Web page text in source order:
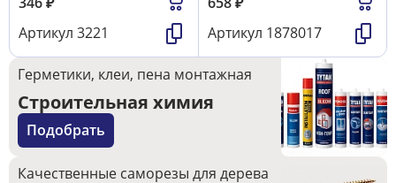
Артикул 3221
Артикул 1878017
Герметики, клеи, пена монтажная
Строительная химия
Подобрать
Качественные саморезы для дерева